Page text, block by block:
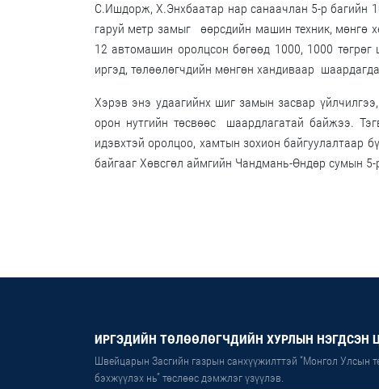
С.Ишдорж, Х.Энхбаатар нар санаачлан 5-р багийн
гаруй метр замыг өөрсдийн машин техник, мөнгө
12 автомашин оролцсон бөгөөд 1000, 1000 төгрөг
иргэд, төлөөлөгчдийн мөнгөн хандиваар
Хэрэв энэ удаагийнх шиг замын засвар
орон нутгийн төсвөөс шаардлагатай байжээ.
идэвхтэй оролцоо, хамтын зохион байгуулалтаар
байгааг Хөвсгөл аймгийн Чандмань-Өндөр сумын
ИРГЭДИЙН ТӨЛӨӨЛӨГЧДИЙН ХУРЛЫН НЭГДСЭН
Швейцарын Засгийн газрын санхүүжилттэй “Монгол Улсын
бэхжүүлэх нь” төслөөс дэмжлэг үзүүлэв.